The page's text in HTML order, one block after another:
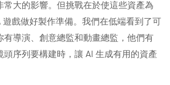
大的影響。但挑戰在於使這些資產為
遊戲做好製作準備。我們在低端看到了可
有導演、創意總監和動畫總監，他們有
序列要構建時，讓 AI 生成有用的資產